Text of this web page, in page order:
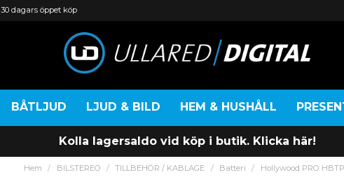
30 dagars öppet köp
BÅTLJUD LJUD & BILD HEM & HUSHÅLL
Kolla lagersaldo vid köp i butik. Klicka här!
Hem BILSTEREO TILLBEHÖR / KABLAGE Batteri Hollywood PRO HBTP